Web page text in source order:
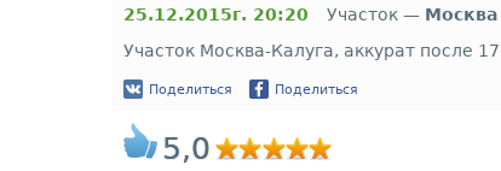
25.12.2015г. 20:20 Участок — Москва
Участок Москва-Калуга, аккурат после
Поделиться Поделиться
5,0